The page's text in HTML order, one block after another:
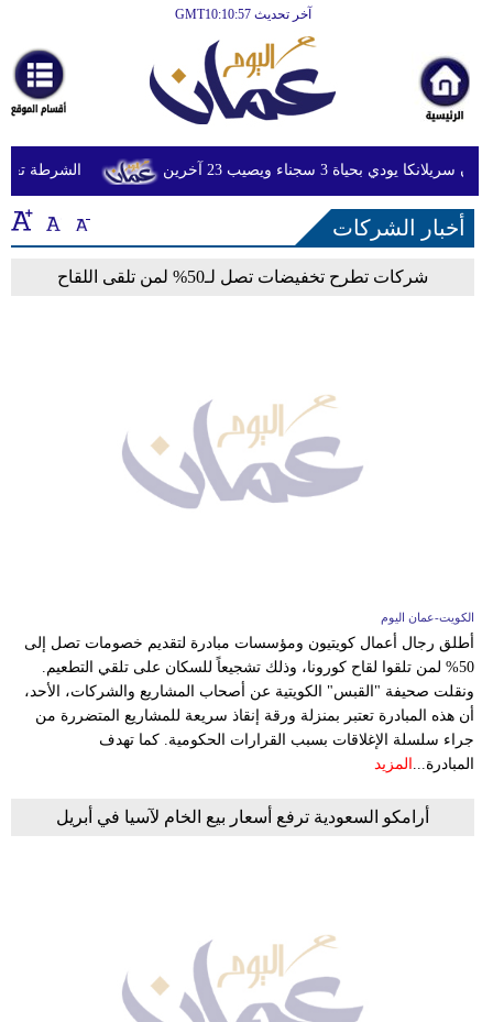
آخر تحديث GMT10:10:57
أخبارعاجلة
رياضة
ثقافة
إقتصاد
إعلام
تعليم
وتكنولوجيا
الشرطة يودي بحياة 3 سجناء ويصيب 23 آخرين
أخبار الشركات
شركات تطرح تخفيضات تصل لـ50% لمن تلقى اللقاح
الكويت-عمان اليوم
أطلق رجال أعمال كويتيون ومؤسسات مبادرة لتقديم خصومات تصل إلى
50% لمن تلقوا لقاح كورونا، وذلك تشجيعاً للسكان على تلقي التطعيم.
ونقلت صحيفة "القبس" الكويتية عن أصحاب المشاريع والشركات، الأحد،
أن هذه المبادرة تعتبر بمنزلة ورقة إنقاذ سريعة للمشاريع المتضررة من
جراء سلسلة الإغلاقات بسبب القرارات الحكومية. كما تهدف
المبادرة... المزيد
أرامكو السعودية ترفع أسعار بيع الخام لآسيا في أبريل